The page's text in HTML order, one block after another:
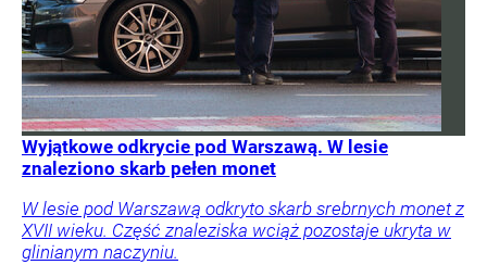
Wyjątkowe odkrycie pod Warszawą. W lesie
znaleziono skarb pełen monet
W lesie pod Warszawą odkryto skarb srebrnych monet z
XVII wieku. Część znaleziska wciąż pozostaje ukryta w
glinianym naczyniu.